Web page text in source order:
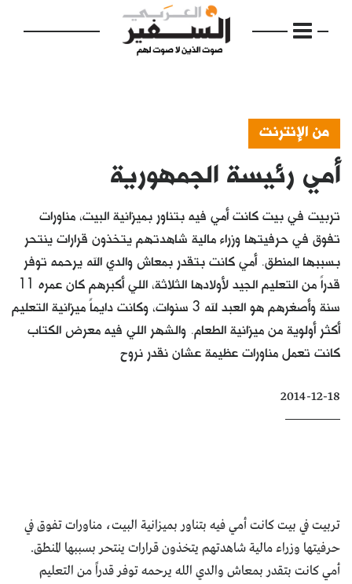
الرئيسية
إفتتاحية
فكرة
دفاتر
بالصورة
الأرشيف
من الإنترنت
أمي رئيسة الجمهورية
تربيت في بيت كانت أمي فيه بتناور بميزانية البيت، مناورات
تفوق في حرفيتها وزراء مالية شاهدتهم يتخذون قرارات ينتحر
بسببها المنطق. أمي كانت بتقدر بمعاش والدي الله يرحمه توفر
قدراً من التعليم الجيد لأولادها الثلاثة، اللي أكبرهم كان عمره 11
سنة وأصغرهم هو العبد لله 3 سنوات، وكانت دايماً ميزانية التعليم
أكثر أولوية من ميزانية الطعام. والشهر اللي فيه معرض الكتاب
كانت تعمل مناورات عظيمة عشان نقدر نروح
2014-12-18
تربيت في بيت كانت أمي فيه بتناور بميزانية البيت، مناورات تفوق في
حرفيتها وزراء مالية شاهدتهم يتخذون قرارات ينتحر بسببها المنطق.
أمي كانت بتقدر بمعاش والدي الله يرحمه توفر قدراً من التعليم